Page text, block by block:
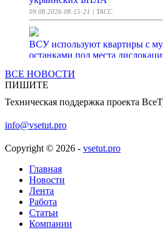
09.08.2026 08:15:21 | ТАСС
ВСУ используют квартиры с
останками под места
Эксперт Балынин рассказал,
09.08.2026 08:12:56
В России анонсировали
зоне СВО
09.08.2026 08:12:32
Министр обороны Финляндии
передаче ракет для Patriot
ВСЕ НОВОСТИ
ПИШИТЕ
Техническая поддержка проекта
info@vsetut.pro
Copyright © 2026 - vsetut.pro
Главная
Новости
Лента
Работа
Статьи
Компании